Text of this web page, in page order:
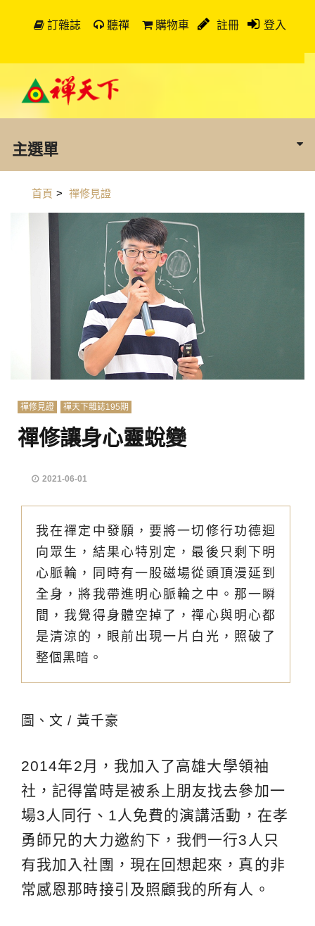
訂雜誌 聽禪 購物車 註冊 登入
主選單
首頁 > 禪修見證
禪修見證 禪天下雜誌195期
禪修讓身心靈蛻變
2021-06-01
我在禪定中發願，要將一切修行功德迴
向眾生，結果心特別定，最後只剩下明
心脈輪，同時有一股磁場從頭頂漫延到
全身，將我帶進明心脈輪之中。那一瞬
間，我覺得身體空掉了，禪心與明心都
是清涼的，眼前出現一片白光，照破了
整個黑暗。
圖、文 / 黃千豪
2014年2月，我加入了高雄大學領袖
社，記得當時是被系上朋友找去參加一
場3人同行、1人免費的演講活動，在孝
勇師兄的大力邀約下，我們一行3人只
有我加入社團，現在回想起來，真的非
常感恩那時接引及照顧我的所有人。